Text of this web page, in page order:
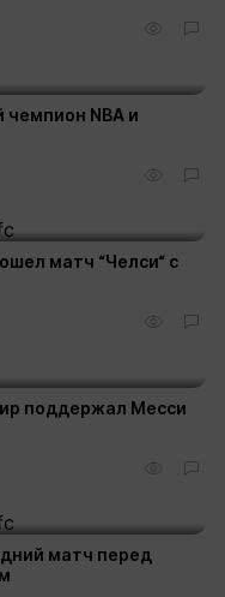
NBA и
матч “Челси“ с
поддержал Месси
матч перед